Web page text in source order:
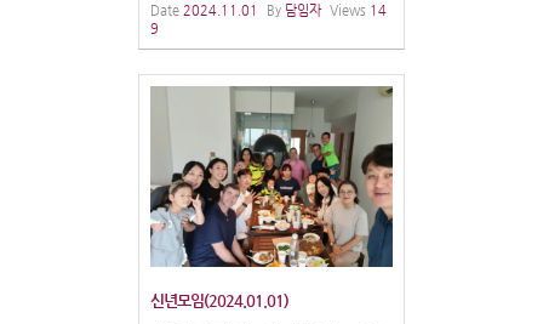
Date 2024.11.01 By 담임자 Views 14
9
신년모임(2024.01.01)